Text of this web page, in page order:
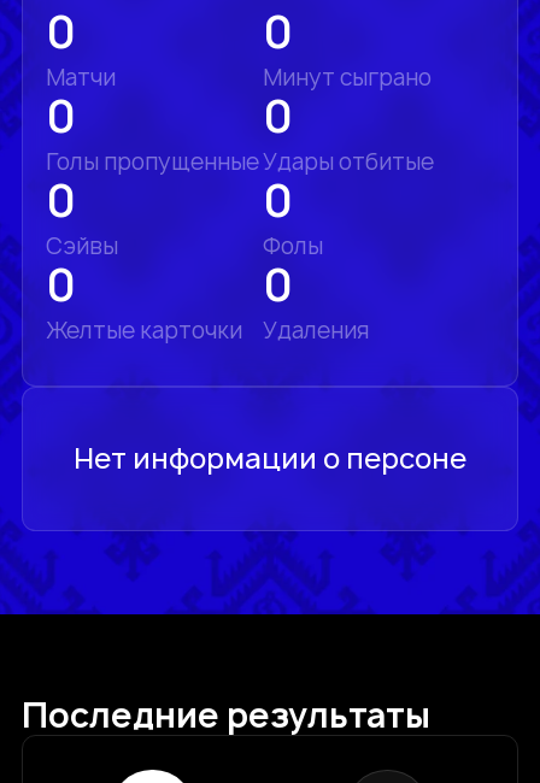
0
Матчи
0
Минут сыграно
0
Голы пропущенные
0
Удары отбитые
0
Сэйвы
0
Фолы
0
Желтые карточки
0
Удаления
Последние результаты